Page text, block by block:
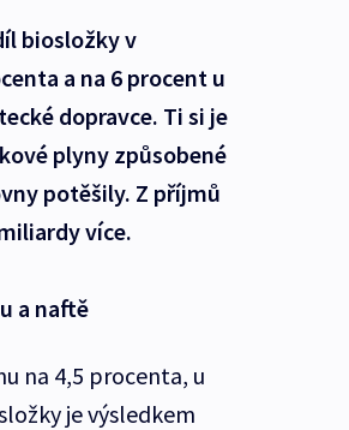
biosložky v
a na 6 procent u
dopravce. Ti si je
plyny způsobené
potěšily. Z příjmů
více.
a naftě
na 4,5 procenta, u
je výsledkem